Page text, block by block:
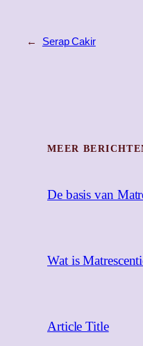
← Serap Cakir
MEER
De basis van
Wat is
Article Title